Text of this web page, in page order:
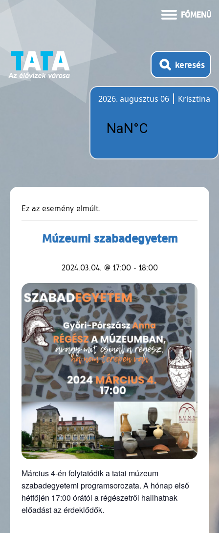
FŐMENÜ
keresés
2026. augusztus 06
Krisztina
Ez az esemény elmúlt.
Múzeumi szabadegyetem
2024.03.04. @ 17:00- 18:00
Március 4-én folytatódik a tatai múzeum
szabadegyetemi programsorozata. A hónap első
hétfőjén 17:00 órától a régészetről hallhatnak
előadást az érdeklődők.